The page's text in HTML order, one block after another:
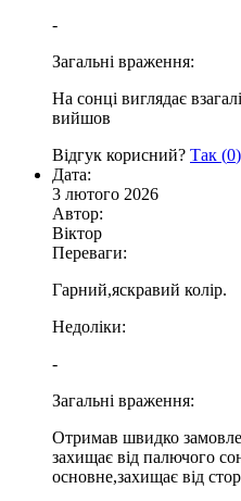
-
Загальні враження:
На сонці виглядає
вийшов
Відгук корисний? Так (0)
Дата:
3 лютого 2026
Автор:
Віктор
Переваги:
Гарний,яскравий колір.
Недоліки:
-
Загальні враження:
Отримав швидко
захищає від палючого
основне,захищає від